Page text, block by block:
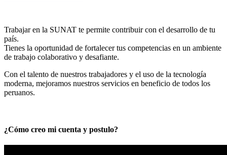
Trabajar en la SUNAT te permite contribuir con el desarrollo de tu
país.
Tienes la oportunidad de fortalecer tus competencias en un ambiente
de trabajo colaborativo y desafiante.
Con el talento de nuestros trabajadores y el uso de la tecnología
moderna, mejoramos nuestros servicios en beneficio de todos los
peruanos.
¿Cómo creo mi cuenta y postulo?